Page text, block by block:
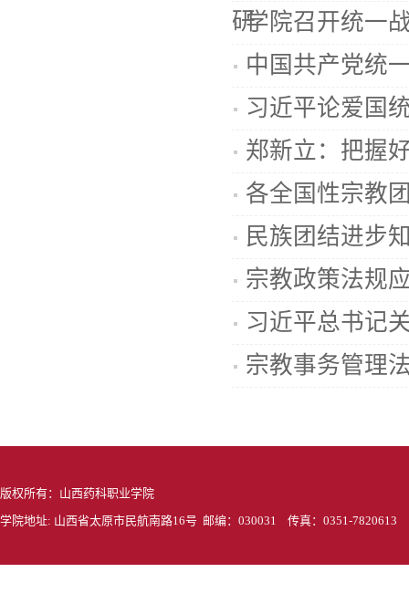
研学院召开统一
中国共产党统
习近平论爱国
郑新立：把握
各全国性宗教
民族团结进步
宗教政策法规
习近平总书记
宗教事务管理
版权所有：山西药科职业学院
学院地址: 山西省太原市民航南路16号 邮编：030031 传真：0351-7820613